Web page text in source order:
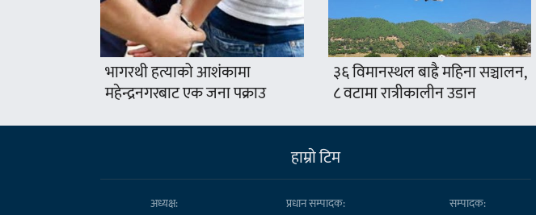
भागरथी हत्याको आशंकामा
महेन्द्रनगरबाट एक जना पक्राउ
३६ विमानस्थल बाह्रै महिना सञ्चालन,
८ वटामा रात्रीकालीन उडान
हाम्राे टिम
अध्यक्ष: प्रधान सम्पादक: सम्पादक: